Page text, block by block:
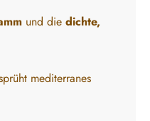
und die dichte,
mediterranes